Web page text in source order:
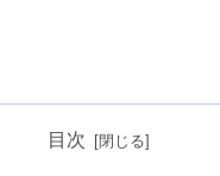
目次